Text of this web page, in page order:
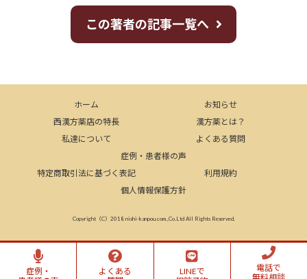
この著者の記事一覧へ
ホーム
お知らせ
西漢方薬店の特長
漢方薬とは？
私達について
よくある質問
症例・患者様の声
特定商取引法に基づく表記
利用規約
個人情報保護方針
Copyright（C）2018 nishi-kanpou.com.,Co.Ltd All Rights Reserved.
症例・
よくある
LINEで
電話で